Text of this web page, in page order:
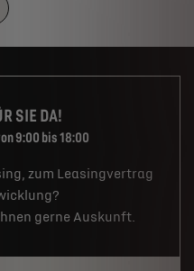
SIE DA!
9:00 bis 18:00
zum Leasingvertrag
gerne Auskunft.